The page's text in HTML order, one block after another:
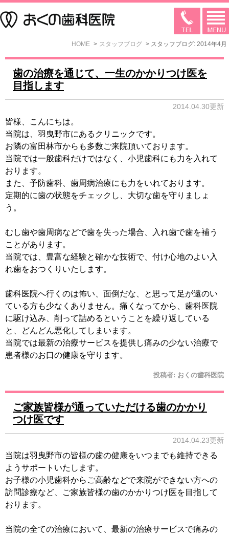
HOME スタッフブログ スタッフブログ: 2014年4月
歯の治療を通じて、一生のかかりつけ医を
目指します
2014.04.30更新
皆様、こんにちは。
当院は、羽曳野市にあるクリニックです。
お隣の富田林市からも多数ご来院頂いております。
当院では一般歯科だけではなく、小児歯科にも力を入れて
おります。
また、予防歯科、歯周病治療にも力をいれております。
定期的に歯の状態をチェックし、大切な歯を守りましょ
う。
むし歯や歯周病などで歯を失った場合、入れ歯で歯を補う
ことがあります。
当院では、豊富な経験と確かな技術で、付け心地のよい入
れ歯をおつくりいたします。
歯科医院へ行くのは怖い、面倒だな、と思って足が遠のい
ている方も少なくありません。痛くなってから、歯科医院
に駆け込み、削って詰めるということを繰り返している
と、どんどん悪化してしまいます。
当院では最新の治療サービスを提供し痛みの少ない治療で
患者様のお口の健康を守ります。
投稿者: おくの歯科医院
ご家族皆様が通っていただける歯のかかり
つけ医です
2014.04.23更新
当院は羽曳野市の皆様の歯の健康をいつまでも維持できる
ようサポートいたします。
お子様の小児歯科からご高齢などで来院ができない方への
訪問診療など、ご家族皆様の歯のかかりつけ医を目指して
おります。
当院の全ての治療において、最新の治療サービスで痛みの